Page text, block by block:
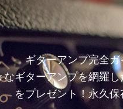
ギターアンプ完全ガ
なギターアンプを網羅し
をプレゼント！永久保